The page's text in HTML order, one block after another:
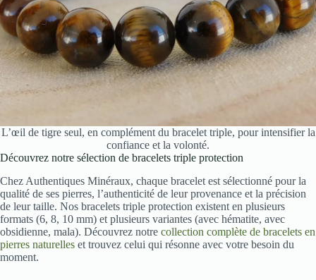
L’œil de tigre seul, en complément du bracelet triple, pour intensifier la
confiance et la volonté.
Découvrez notre sélection de bracelets triple protection
Chez Authentiques Minéraux, chaque bracelet est sélectionné pour la
qualité de ses pierres, l’authenticité de leur provenance et la précision
de leur taille. Nos bracelets triple protection existent en plusieurs
formats (6, 8, 10 mm) et plusieurs variantes (avec hématite, avec
obsidienne, mala). Découvrez notre collection complète de bracelets en
pierres naturelles et trouvez celui qui résonne avec votre besoin du
moment.